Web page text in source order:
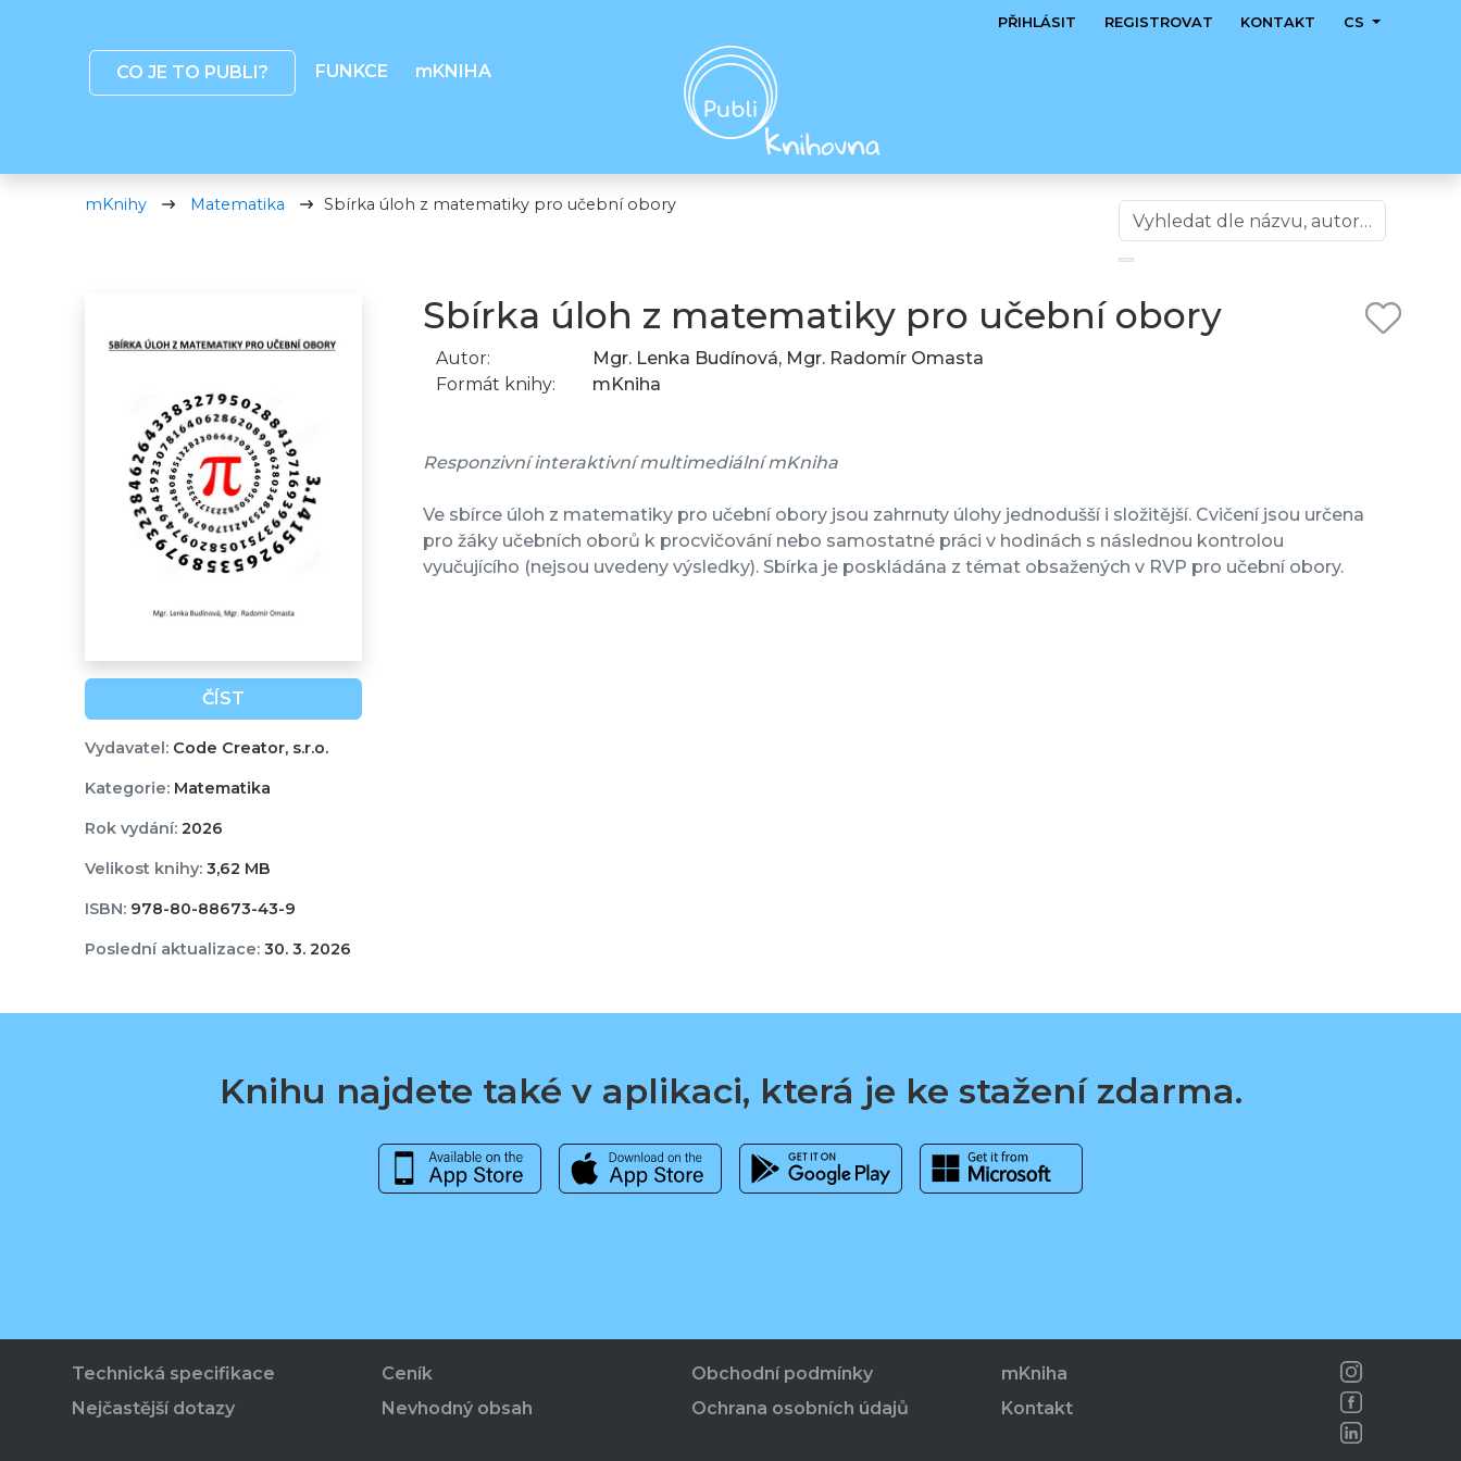
CO JE TO PUBLI? FUNKCE mKNIHA
PŘIHLÁSIT REGISTROVAT KONTAKT CS
mKnihy Matematika Sbírka úloh z matematiky pro učební obory
ČÍST
Vydavatel:Code Creator, s.r.o.
Kategorie:Matematika
Rok vydání:2026
Velikost knihy:3,62 MB
ISBN:978-80-88673-43-9
Poslední aktualizace:30. 3. 2026
Sbírka úloh z matematiky pro učební obory
Autor:
Mgr. Lenka Budínová, Mgr. Radomír Omasta
Formát knihy:
mKniha
Responzivní interaktivní multimediální mKniha
Ve sbírce úloh z matematiky pro učební obory jsou zahrnuty úlohy jednodušší i složitější. Cvičení jsou určena
pro žáky učebních oborů k procvičování nebo samostatné práci v hodinách s následnou kontrolou
vyučujícího (nejsou uvedeny výsledky). Sbírka je poskládána z témat obsažených v RVP pro učební obory.
Knihu najdete také v aplikaci, která je ke stažení zdarma.
Technická specifikace
Nejčastější dotazy
Ceník
Nevhodný obsah
Obchodní podmínky
Ochrana osobních údajů
mKniha
Kontakt